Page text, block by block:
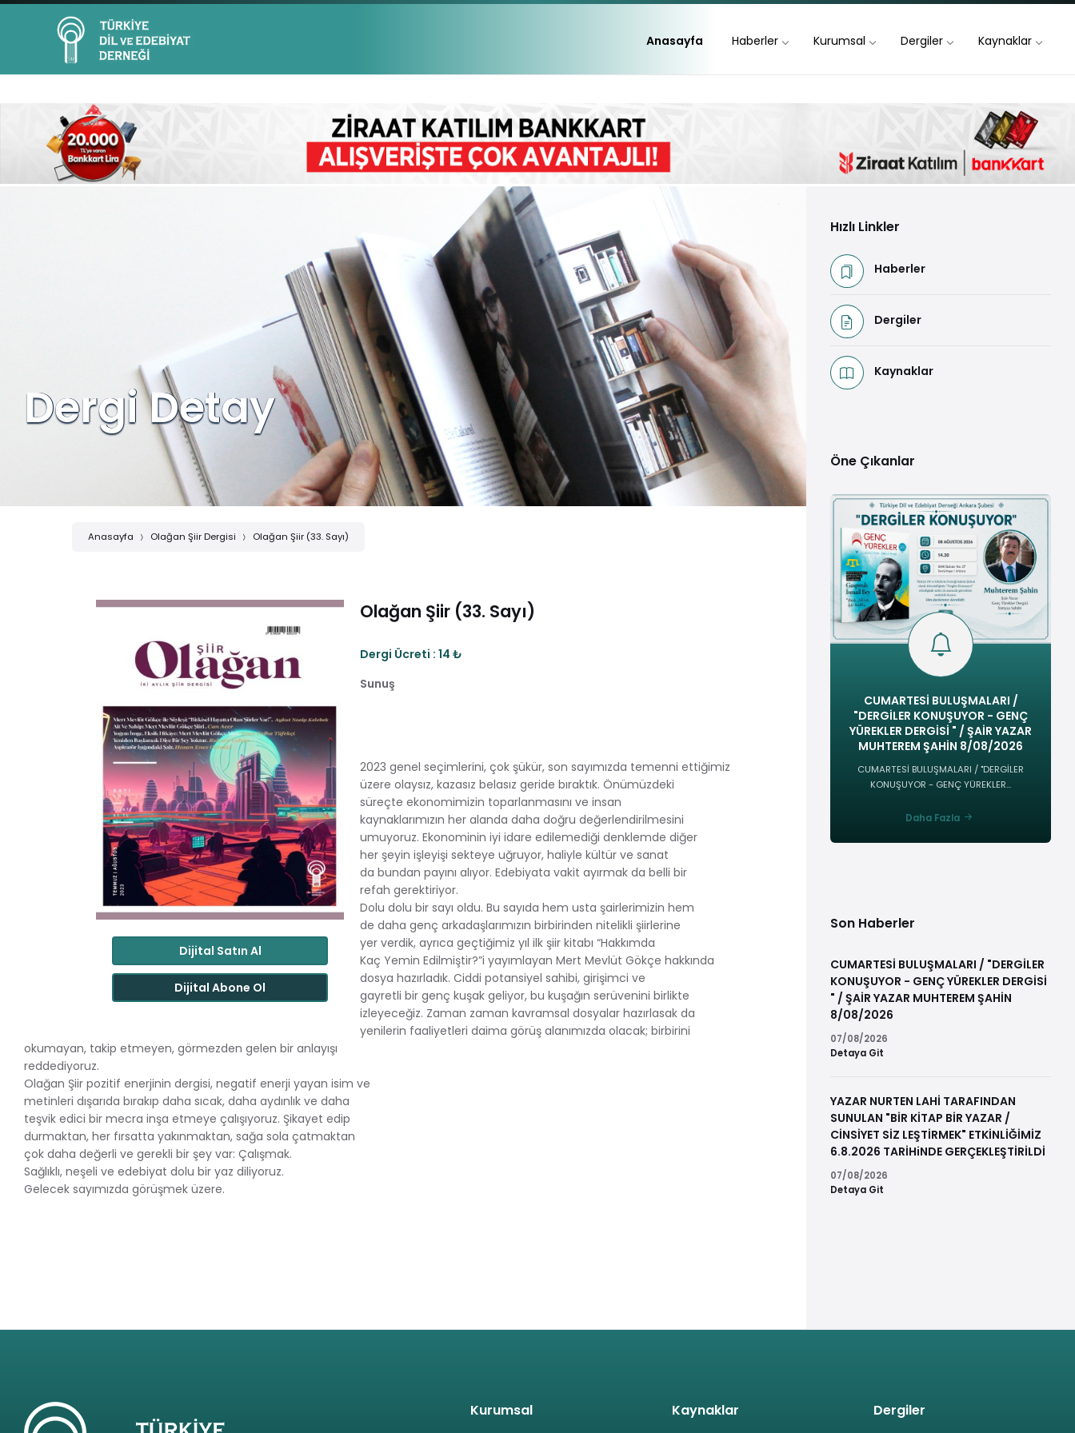
Anasayfa Haberler Kurumsal Dergiler Kaynaklar
Dergi Detay
Anasayfa Olağan Şiir Dergisi Olağan Şiir (33. Sayı)
Dijital Satın Al
Dijital Abone Ol
Olağan Şiir (33. Sayı)
Dergi Ücreti : 14 ₺
Sunuş
2023 genel seçimlerini, çok şükür, son sayımızda temenni ettiğimiz
üzere olaysız, kazasız belasız geride bıraktık. Önümüzdeki
süreçte ekonomimizin toparlanmasını ve insan
kaynaklarımızın her alanda daha doğru değerlendirilmesini
umuyoruz. Ekonominin iyi idare edilemediği denklemde diğer
her şeyin işleyişi sekteye uğruyor, haliyle kültür ve sanat
da bundan payını alıyor. Edebiyata vakit ayırmak da belli bir
refah gerektiriyor.
Dolu dolu bir sayı oldu. Bu sayıda hem usta şairlerimizin hem
de daha genç arkadaşlarımızın birbirinden nitelikli şiirlerine
yer verdik, ayrıca geçtiğimiz yıl ilk şiir kitabı “Hakkımda
Kaç Yemin Edilmiştir?”i yayımlayan Mert Mevlüt Gökçe hakkında
dosya hazırladık. Ciddi potansiyel sahibi, girişimci ve
gayretli bir genç kuşak geliyor, bu kuşağın serüvenini birlikte
izleyeceğiz. Zaman zaman kavramsal dosyalar hazırlasak da
yenilerin faaliyetleri daima görüş alanımızda olacak; birbirini
okumayan, takip etmeyen, görmezden gelen bir anlayışı
reddediyoruz.
Olağan Şiir pozitif enerjinin dergisi, negatif enerji yayan isim ve
metinleri dışarıda bırakıp daha sıcak, daha aydınlık ve daha
teşvik edici bir mecra inşa etmeye çalışıyoruz. Şikayet edip
durmaktan, her fırsatta yakınmaktan, sağa sola çatmaktan
çok daha değerli ve gerekli bir şey var: Çalışmak.
Sağlıklı, neşeli ve edebiyat dolu bir yaz diliyoruz.
Gelecek sayımızda görüşmek üzere.
Hızlı Linkler
Haberler
Dergiler
Kaynaklar
Öne Çıkanlar
CUMARTESİ BULUŞMALARI /
"DERGİLER KONUŞUYOR - GENÇ
YÜREKLER DERGİSİ " / ŞAİR YAZAR
MUHTEREM ŞAHİN 8/08/2026
CUMARTESİ BULUŞMALARI / "DERGİLER
KONUŞUYOR - GENÇ YÜREKLER...
Daha Fazla
Son Haberler
CUMARTESİ BULUŞMALARI / "DERGİLER
KONUŞUYOR - GENÇ YÜREKLER DERGİSİ
" / ŞAİR YAZAR MUHTEREM ŞAHİN
8/08/2026
07/08/2026
Detaya Git
YAZAR NURTEN LAHİ TARAFINDAN
SUNULAN "BİR KİTAP BİR YAZAR /
CİNSİYET SİZ LEŞTİRMEK" ETKİNLİĞİMİZ
6.8.2026 TARİHiNDE GERÇEKLEŞTİRİLDİ
07/08/2026
Detaya Git
Kurumsal Kaynaklar Dergiler